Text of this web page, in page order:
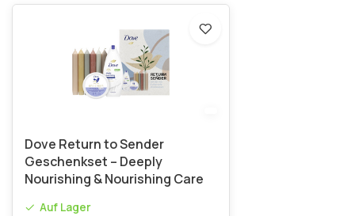
Dove Return to Sender
Geschenkset – Deeply
Nourishing & Nourishing Care
Auf Lager